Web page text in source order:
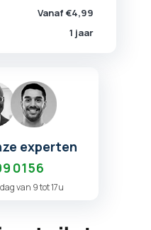
Vanaf €4,99
1 jaar
experten
01 56
van 9 tot 17u